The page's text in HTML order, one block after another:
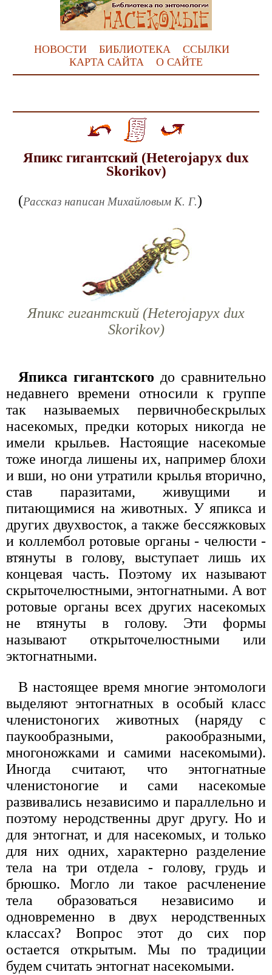
НОВОСТИ БИБЛИОТЕКА
ССЫЛКИ
КАРТА САЙТА
О САЙТЕ
Япикс гигантский (Heterojapyx dux
Skorikov)
(Рассказ написан Михайловым К. Г.)
Япикс гигантский (Heterojapyx dux
Skorikov)
Япикса гигантского до сравнительно
недавнего времени относили к группе
так называемых первичнобескрылых
насекомых, предки которых никогда не
имели крыльев. Настоящие насекомые
тоже иногда лишены их, например блохи
и вши, но они утратили крылья вторично,
став паразитами, живущими и
питающимися на животных. У япикса и
других двухвосток, а также бессяжковых
и коллембол ротовые органы - челюсти -
втянуты в голову, выступает лишь их
концевая часть. Поэтому их называют
скрыточелюстными, энтогнатными. А вот
ротовые органы всех других насекомых
не втянуты в голову. Эти формы
называют открыточелюстными или
эктогнатными.
В настоящее время многие энтомологи
выделяют энтогнатных в особый класс
членистоногих животных (наряду с
паукообразными, ракообразными,
многоножками и самими насекомыми).
Иногда считают, что энтогнатные
членистоногие и сами насекомые
развивались независимо и параллельно и
поэтому неродственны друг другу. Но и
для энтогнат, и для насекомых, и только
для них одних, характерно разделение
тела на три отдела - голову, грудь и
брюшко. Могло ли такое расчленение
тела образоваться независимо и
одновременно в двух неродственных
классах? Вопрос этот до сих пор
остается открытым. Мы по традиции
будем считать энтогнат насекомыми.